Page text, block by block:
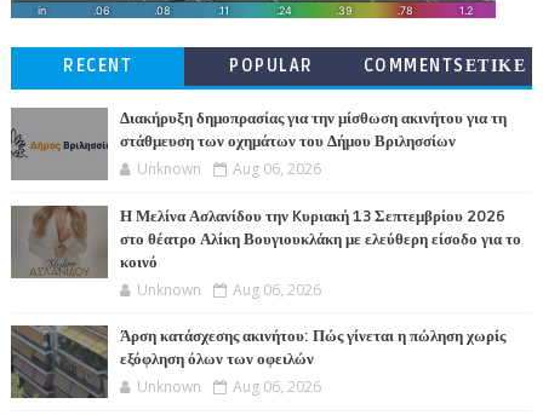
RECENT POPULAR
COMMENTSΕΤΙΚΕ
Διακήρυξη δημοπρασίας για την μίσθωση ακινήτου για τη
στάθμευση των οχημάτων του Δήμου Βριλησσίων
Unknown Aug 06, 2026
Η Μελίνα Ασλανίδου την Kυριακή 13 Σεπτεμβρίου 2026
στο θέατρο Αλίκη Βουγιουκλάκη με ελεύθερη είσοδο για το
κοινό
Unknown Aug 06, 2026
Άρση κατάσχεσης ακινήτου: Πώς γίνεται η πώληση χωρίς
εξόφληση όλων των οφειλών
Unknown Aug 06, 2026